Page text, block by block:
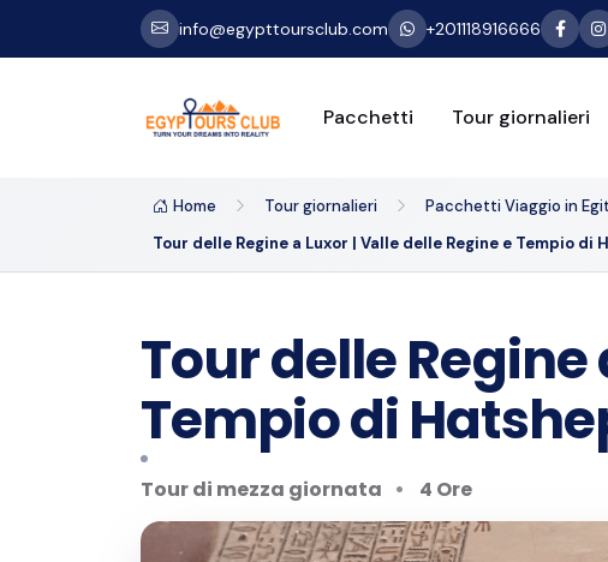
info@egypttoursclub.com +201118916666
Pacchetti Tour giornalieri
Home Tour giornalieri Pacchetti Viaggio in
Tour delle Regine a Luxor | Valle delle Regine e Tempio di
Tour delle Regine
Tempio di
Tour di mezza giornata 4 Ore